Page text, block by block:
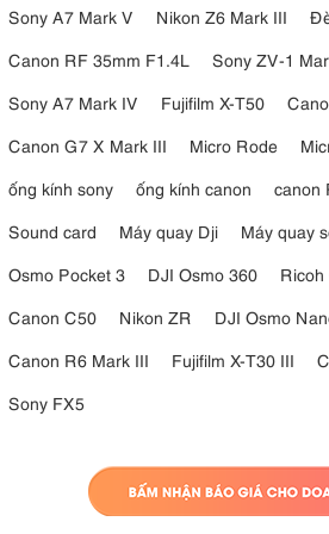
khắc nghiệt. Thấu kính phía trước được
dầu, giúp dễ dàng vệ sinh hơn.
Ống kính này bao gồm cả vòng điều
bằng tay để điều khiển trực tiếp, và một
được kèm theo để giúp giảm hiện tượng
ống kính.
Sony A7 Mark V
Nikon Z6 Mark III
Canon RF 35mm F1.4L
Sony ZV-1
Sony A7 Mark IV
Fujifilm X-T50
Canon G7 X Mark III
Micro Rode
ống kính sony
ống kính canon
canon
Sound card
Máy quay Dji Máy quay
Osmo Pocket 3
DJI Osmo 360
Canon C50
Nikon ZR DJI Osmo
Canon R6 Mark III
Fujifilm X-T30 III
Sony FX5